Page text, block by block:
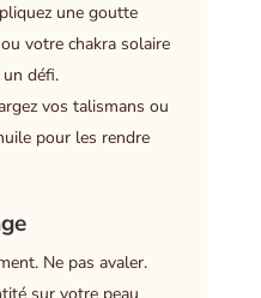
une goutte
votre chakra solaire
défi.
vos talismans ou
pour les rendre
Ne pas avaler.